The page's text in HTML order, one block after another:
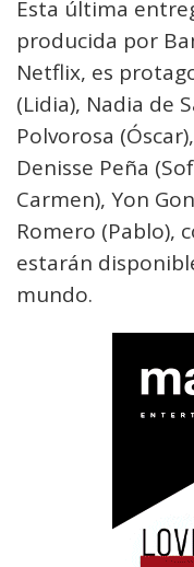
Esta última
producida por
Netflix, es
(Lidia), Nadia de
Polvorosa
Denisse Peña
Carmen), Yon
Romero (Pablo),
estarán
mundo.